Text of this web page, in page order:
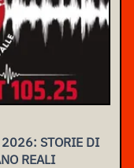
2026: STORIE DI
REALI